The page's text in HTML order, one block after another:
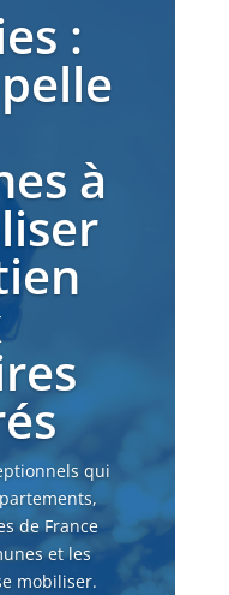
:
à
qui
de France
et les
mobiliser.